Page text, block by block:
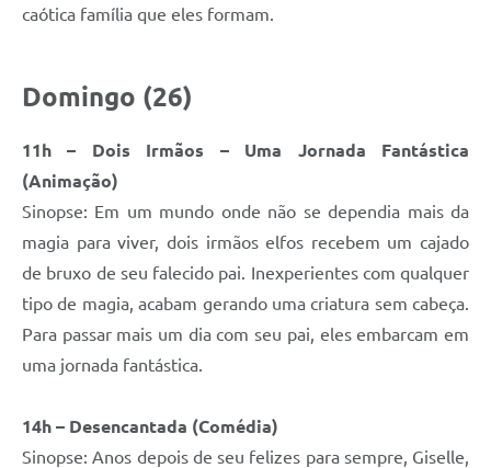
caótica família que eles formam.
Domingo (26)
11h – Dois Irmãos – Uma Jornada Fantástica
(Animação)
Sinopse: Em um mundo onde não se dependia mais da
magia para viver, dois irmãos elfos recebem um cajado
de bruxo de seu falecido pai. Inexperientes com qualquer
tipo de magia, acabam gerando uma criatura sem cabeça.
Para passar mais um dia com seu pai, eles embarcam em
uma jornada fantástica.
14h – Desencantada (Comédia)
Sinopse: Anos depois de seu felizes para sempre, Giselle,